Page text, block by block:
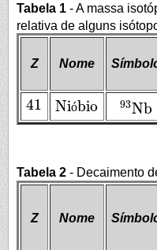
Z Nome
Tabela 1 - A massa
relativa de alguns
41
41 Nióbio
Nióbio 93Nb
93Nb
Z Nome
Tabela 2 - Decaimento